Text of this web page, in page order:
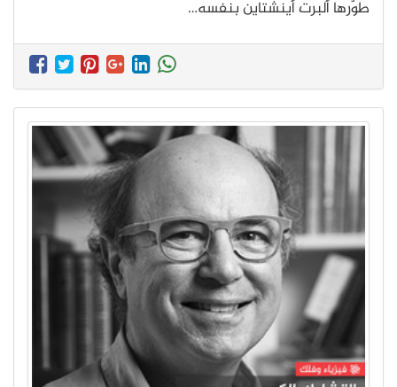
طوّرها ألبرت أينشتاين بنفسه…